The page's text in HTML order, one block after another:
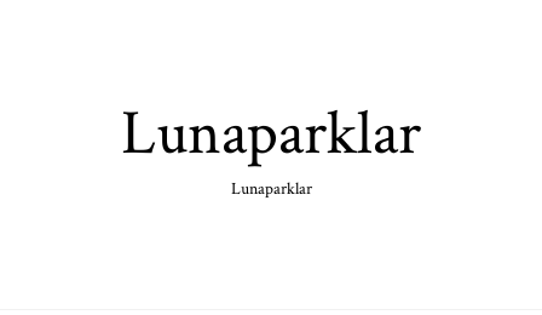
Lunaparklar
Lunaparklar